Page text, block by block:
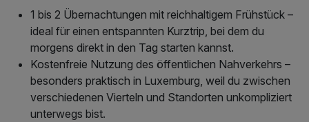
1 bis 2 Übernachtungen mit reichhaltigem Frühstück –
ideal für einen entspannten Kurztrip, bei dem du
morgens direkt in den Tag starten kannst.
Kostenfreie Nutzung des öffentlichen Nahverkehrs –
besonders praktisch in Luxemburg, weil du zwischen
verschiedenen Vierteln und Standorten unkompliziert
unterwegs bist.